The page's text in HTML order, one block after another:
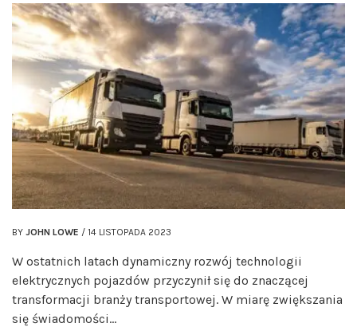
BY JOHN LOWE / 14 LISTOPADA 2023
W ostatnich latach dynamiczny rozwój technologii
elektrycznych pojazdów przyczynił się do znaczącej
transformacji branży transportowej. W miarę zwiększania
się świadomości…